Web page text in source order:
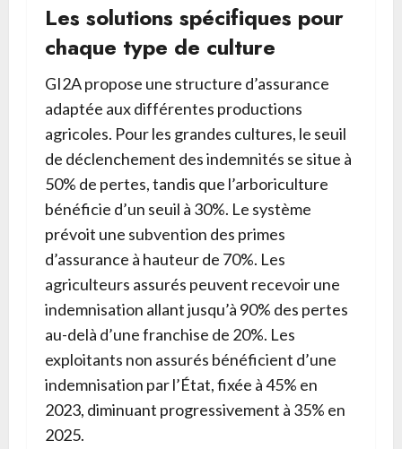
Les solutions spécifiques pour
chaque type de culture
GI2A propose une structure d’assurance
adaptée aux différentes productions
agricoles. Pour les grandes cultures, le seuil
de déclenchement des indemnités se situe à
50% de pertes, tandis que l’arboriculture
bénéficie d’un seuil à 30%. Le système
prévoit une subvention des primes
d’assurance à hauteur de 70%. Les
agriculteurs assurés peuvent recevoir une
indemnisation allant jusqu’à 90% des pertes
au-delà d’une franchise de 20%. Les
exploitants non assurés bénéficient d’une
indemnisation par l’État, fixée à 45% en
2023, diminuant progressivement à 35% en
2025.